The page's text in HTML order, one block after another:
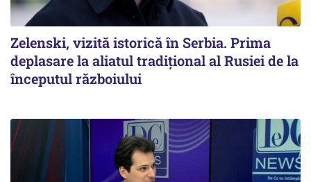
Zelenski, vizită istorică în Serbia. Prima
deplasare la aliatul tradițional al Rusiei de la
începutul războiului